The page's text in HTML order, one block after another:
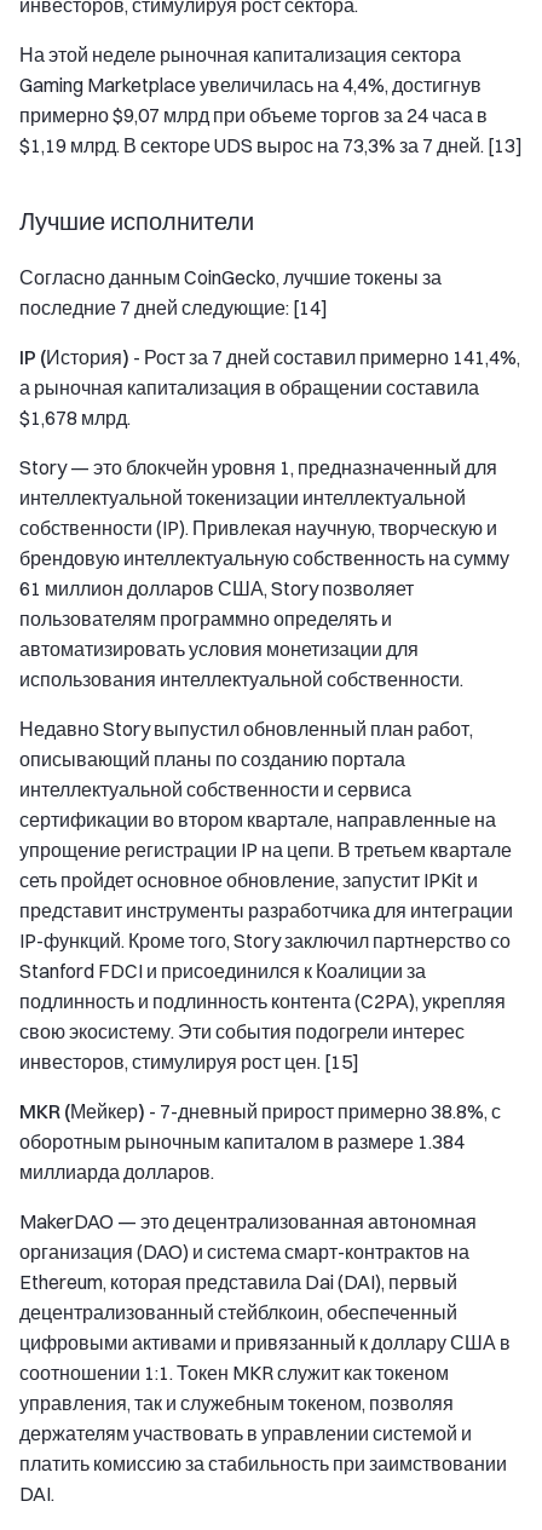
На этой неделе рыночная капитализация сектора
Gaming Marketplace увеличилась на 4,4%, достигнув
примерно $9,07 млрд при объеме торгов за 24 часа в
$1,19 млрд. В секторе UDS вырос на 73,3% за 7 дней. [13]
Лучшие исполнители
Согласно данным CoinGecko, лучшие токены за
последние 7 дней следующие: [14]
IP (История) - Рост за 7 дней составил примерно 141,4%,
а рыночная капитализация в обращении составила
$1,678 млрд.
Story — это блокчейн уровня 1, предназначенный для
интеллектуальной токенизации интеллектуальной
собственности (IP). Привлекая научную, творческую и
брендовую интеллектуальную собственность на сумму
61 миллион долларов США, Story позволяет
пользователям программно определять и
автоматизировать условия монетизации для
использования интеллектуальной собственности.
Недавно Story выпустил обновленный план работ,
описывающий планы по созданию портала
интеллектуальной собственности и сервиса
сертификации во втором квартале, направленные на
упрощение регистрации IP на цепи. В третьем квартале
сеть пройдет основное обновление, запустит IPKit и
представит инструменты разработчика для интеграции
IP-функций. Кроме того, Story заключил партнерство со
Stanford FDCI и присоединился к Коалиции за
подлинность и подлинность контента (C2PA), укрепляя
свою экосистему. Эти события подогрели интерес
инвесторов, стимулируя рост цен. [15]
MKR (Мейкер) - 7-дневный прирост примерно 38.8%, с
оборотным рыночным капиталом в размере 1.384
миллиарда долларов.
MakerDAO — это децентрализованная автономная
организация (DAO) и система смарт-контрактов на
Ethereum, которая представила Dai (DAI), первый
децентрализованный стейблкоин, обеспеченный
цифровыми активами и привязанный к доллару США в
соотношении 1:1. Токен MKR служит как токеном
управления, так и служебным токеном, позволяя
держателям участвовать в управлении системой и
платить комиссию за стабильность при заимствовании
DAI.